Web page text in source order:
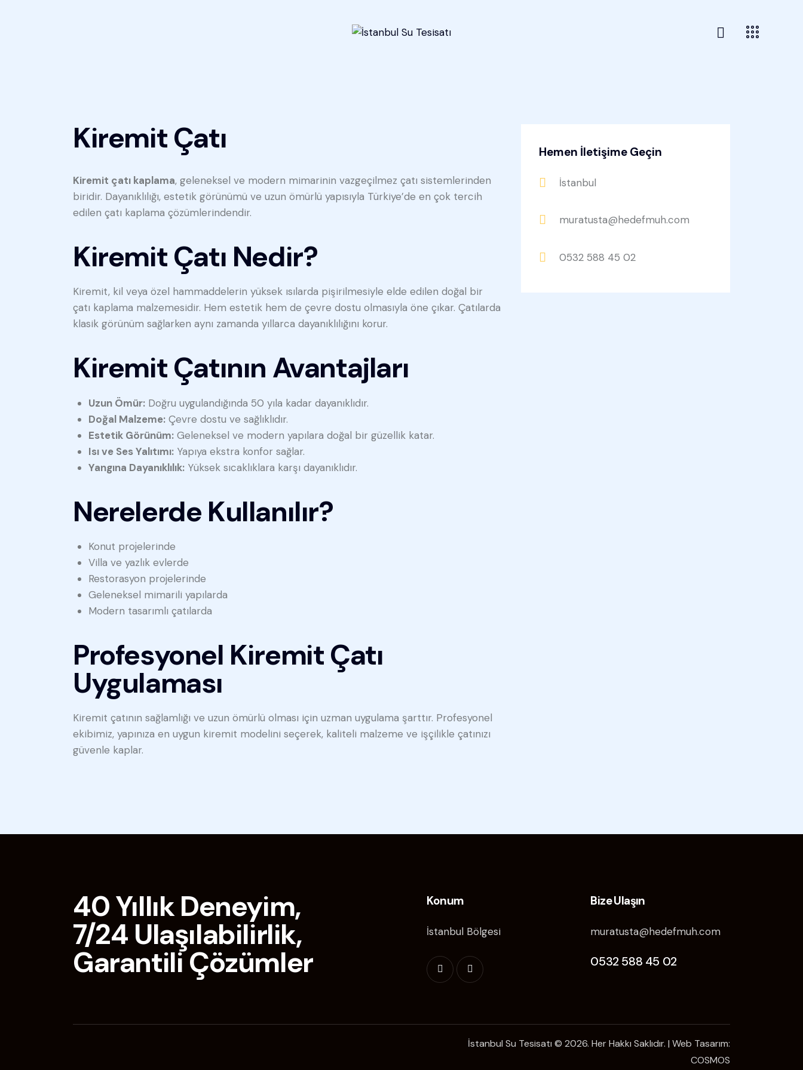
Kiremit Çatı
Kiremit çatı kaplama, geleneksel ve modern mimarinin vazgeçilmez çatı sistemlerinden
biridir. Dayanıklılığı, estetik görünümü ve uzun ömürlü yapısıyla Türkiye’de en çok tercih
edilen çatı kaplama çözümlerindendir.
Kiremit Çatı Nedir?
Kiremit, kil veya özel hammaddelerin yüksek ısılarda pişirilmesiyle elde edilen doğal bir
çatı kaplama malzemesidir. Hem estetik hem de çevre dostu olmasıyla öne çıkar. Çatılarda
klasik görünüm sağlarken aynı zamanda yıllarca dayanıklılığını korur.
Kiremit Çatının Avantajları
Uzun Ömür:Doğru uygulandığında 50 yıla kadar dayanıklıdır.
Doğal Malzeme:Çevre dostu ve sağlıklıdır.
Estetik Görünüm:Geleneksel ve modern yapılara doğal bir güzellik katar.
Isı ve Ses Yalıtımı:Yapıya ekstra konfor sağlar.
Yangına Dayanıklılık:Yüksek sıcaklıklara karşı dayanıklıdır.
Nerelerde Kullanılır?
Konut projelerinde
Villa ve yazlık evlerde
Restorasyon projelerinde
Geleneksel mimarili yapılarda
Modern tasarımlı çatılarda
Profesyonel Kiremit Çatı
Uygulaması
Kiremit çatının sağlamlığı ve uzun ömürlü olması için uzman uygulama şarttır. Profesyonel
ekibimiz, yapınıza en uygun kiremit modelini seçerek, kaliteli malzeme ve işçilikle çatınızı
güvenle kaplar.
Hemen İletişime Geçin
İstanbul
muratusta@hedefmuh.com
0532 588 45 02
40 Yıllık Deneyim,
7/24 Ulaşılabilirlik,
Garantili Çözümler
Konum
İstanbul Bölgesi
Bize Ulaşın
muratusta@hedefmuh.com
0532 588 45 02
İstanbul Su Tesisatı © 2026. Her Hakkı Saklıdır. | Web Tasarım:
COSMOS